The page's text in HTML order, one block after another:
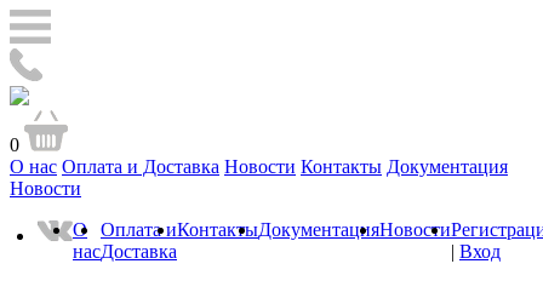
0
О нас Оплата и Доставка Новости Контакты Документация
Новости
О
нас
Оплата и
Доставка
КонтактыДокументацияНовости
| Вход